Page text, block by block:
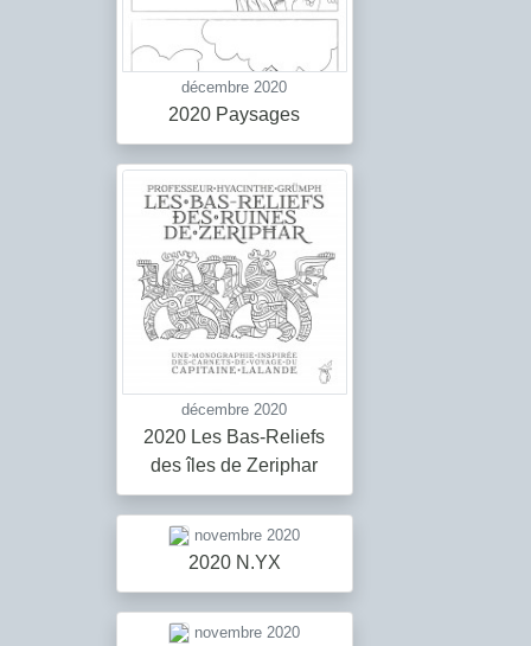
décembre 2020
2020 Paysages
décembre 2020
2020 Les Bas-Reliefs
des îles de Zeriphar
novembre 2020
2020 N.YX
novembre 2020